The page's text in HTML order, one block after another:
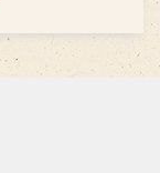
(926)